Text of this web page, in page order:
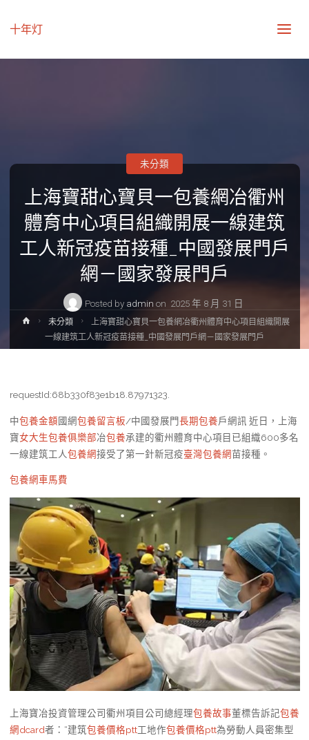
十年灯
上海寶甜心寶貝一包養網冶衢州
體育中心項目組織開展一線建筑
工人新冠疫苗接種_中國發展門戶
網－國家發展門戶
Posted by admin on 2025 年 8 月 31 日
未分類
Home未分類
上海寶甜心寶貝一包養網冶衢州體育中心項目組織開展
一線建筑工人新冠疫苗接種_中國發展門戶網－國家發展門戶
requestId:68b330f83e1b18.87971323.
中包養金額國網包養留言板/中國發展門長期包養戶網訊 近日，上海
寶女大生包養俱樂部冶包養承建的衢州體育中心項目已組織600多名
一線建筑工人包養網接受了第一針新冠疫臺灣包養網苗接種。
包養網車馬費
上海寶冶投資管理公司衢州項目公司總經理包養故事董標告訴記包養
網dcard者：“建筑包養價格ptt工地作包養價格ptt為勞動人員密集型